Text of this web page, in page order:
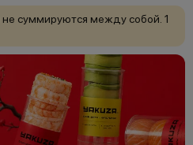
не суммируются между собой. 1